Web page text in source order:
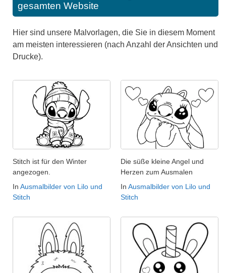
gesamten Website
Hier sind unsere Malvorlagen, die Sie in diesem Moment
am meisten interessieren (nach Anzahl der Ansichten und
Drucke).
Stitch ist für den Winter
angezogen.
In Ausmalbilder von Lilo und
Stitch
Die süße kleine Angel und
Herzen zum Ausmalen
In Ausmalbilder von Lilo und
Stitch